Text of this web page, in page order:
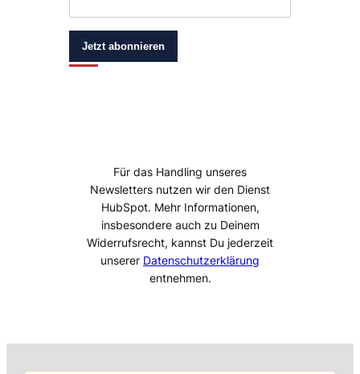
Jetzt abonnieren
Für das Handling unseres
Newsletters nutzen wir den Dienst
HubSpot. Mehr Informationen,
insbesondere auch zu Deinem
Widerrufsrecht, kannst Du jederzeit
unserer Datenschutzerklärung
entnehmen.